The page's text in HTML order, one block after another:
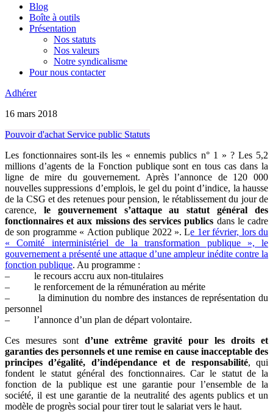
Blog
Boîte à outils
Présentation
Nos statuts
Nos valeurs
Notre syndicalisme
Pour nous contacter
Adhérer
16 mars 2018
Pouvoir d'achat Service public Statuts
Les fonctionnaires sont-ils les « ennemis publics n° 1 » ? Les 5,2
millions d’agents de la Fonction publique sont en tous cas dans la
ligne de mire du gouvernement. Après l’annonce de 120 000
nouvelles suppressions d’emplois, le gel du point d’indice, la hausse
de la CSG et des retenues pour pension, le rétablissement du jour de
carence, le gouvernement s’attaque au statut général des
fonctionnaires et aux missions des services publics dans le cadre
de son programme « Action publique 2022 ». Le 1er février, lors du
« Comité interministériel de la transformation publique », le
gouvernement a présenté une attaque d’une ampleur inédite contre la
fonction publique. Au programme :
– le recours accru aux non-titulaires
– le renforcement de la rémunération au mérite
– la diminution du nombre des instances de représentation du
personnel
– l’annonce d’un plan de départ volontaire.
Ces mesures sont d’une extrême gravité pour les droits et
garanties des personnels et une remise en cause inacceptable des
principes d’égalité, d’indépendance et de responsabilité, qui
fondent le statut général des fonctionnaires. Car le statut de la
fonction de la publique est une garantie pour l’ensemble de la
société, il est une garantie de la neutralité des agents publics et un
modèle de progrès social pour tirer tout le salariat vers le haut.